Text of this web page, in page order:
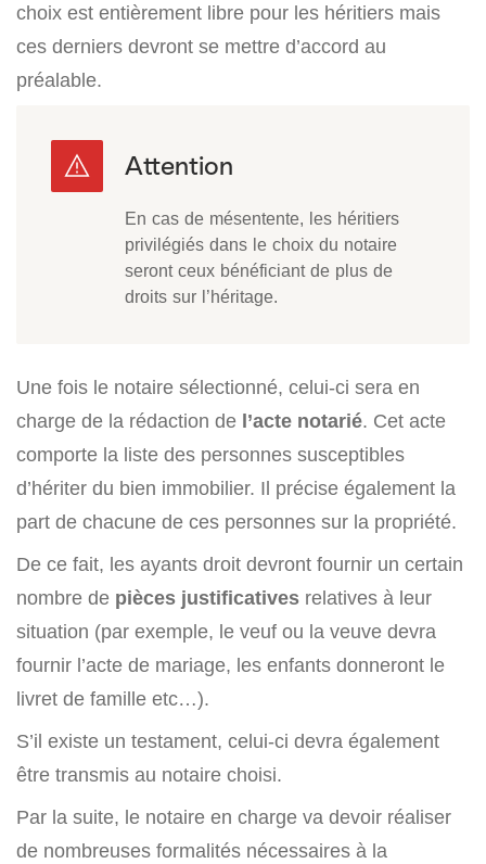
choix est entièrement libre pour les héritiers mais
ces derniers devront se mettre d’accord au
préalable.
En cas de mésentente, les héritiers
privilégiés dans le choix du notaire
seront ceux bénéficiant de plus de
droits sur l’héritage.
Une fois le notaire sélectionné, celui-ci sera en
charge de la rédaction de l’acte notarié. Cet acte
comporte la liste des personnes susceptibles
d’hériter du bien immobilier. Il précise également la
part de chacune de ces personnes sur la propriété.
De ce fait, les ayants droit devront fournir un certain
nombre de pièces justificatives relatives à leur
situation (par exemple, le veuf ou la veuve devra
fournir l’acte de mariage, les enfants donneront le
livret de famille etc…).
S’il existe un testament, celui-ci devra également
être transmis au notaire choisi.
Par la suite, le notaire en charge va devoir réaliser
de nombreuses formalités nécessaires à la